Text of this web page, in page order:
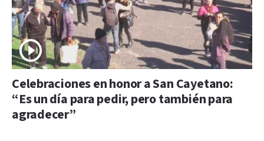
Celebraciones en honor a San Cayetano:
“Es un día para pedir, pero también para
agradecer”